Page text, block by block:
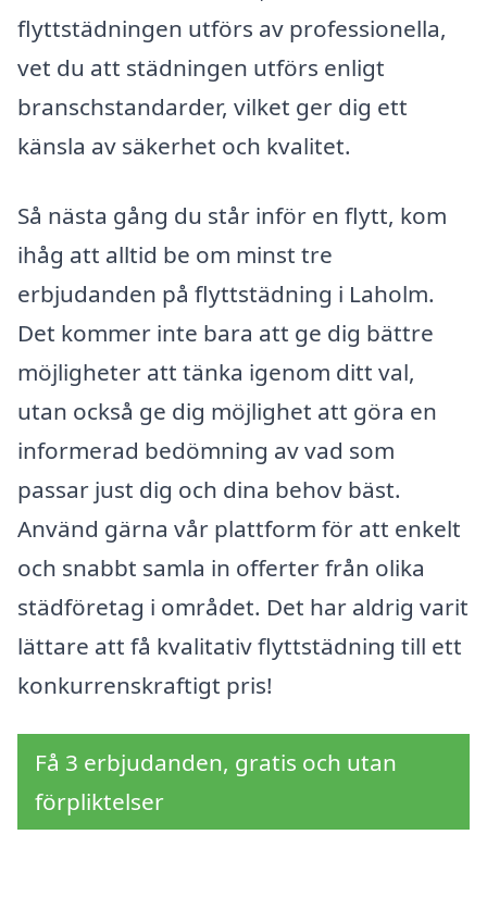
flyttstädningen utförs av professionella,
vet du att städningen utförs enligt
branschstandarder, vilket ger dig ett
känsla av säkerhet och kvalitet.
Så nästa gång du står inför en flytt, kom
ihåg att alltid be om minst tre
erbjudanden på flyttstädning i Laholm.
Det kommer inte bara att ge dig bättre
möjligheter att tänka igenom ditt val,
utan också ge dig möjlighet att göra en
informerad bedömning av vad som
passar just dig och dina behov bäst.
Använd gärna vår plattform för att enkelt
och snabbt samla in offerter från olika
städföretag i området. Det har aldrig varit
lättare att få kvalitativ flyttstädning till ett
konkurrenskraftigt pris!
Få 3 erbjudanden, gratis och utan
förpliktelser